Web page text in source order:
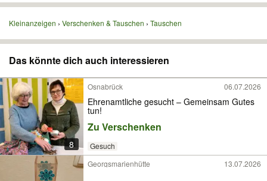
Kleinanzeigen Verschenken & Tauschen Tauschen
Das könnte dich auch interessieren
8
Osnabrück 06.07.2026
Ehrenamtliche gesucht – Gemeinsam Gutes
tun!
Zu Verschenken
Gesuch
Georgsmarienhütte 13.07.2026